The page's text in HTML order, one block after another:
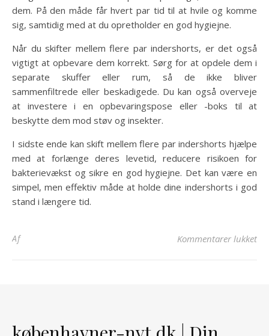
dem. På den måde får hvert par tid til at hvile og komme
sig, samtidig med at du opretholder en god hygiejne.
Når du skifter mellem flere par indershorts, er det også
vigtigt at opbevare dem korrekt. Sørg for at opdele dem i
separate skuffer eller rum, så de ikke bliver
sammenfiltrede eller beskadigede. Du kan også overveje
at investere i en opbevaringspose eller -boks til at
beskytte dem mod støv og insekter.
I sidste ende kan skift mellem flere par indershorts hjælpe
med at forlænge deres levetid, reducere risikoen for
bakterievækst og sikre en god hygiejne. Det kan være en
simpel, men effektiv måde at holde dine indershorts i god
stand i længere tid.
Af Kommentarer lukkettil